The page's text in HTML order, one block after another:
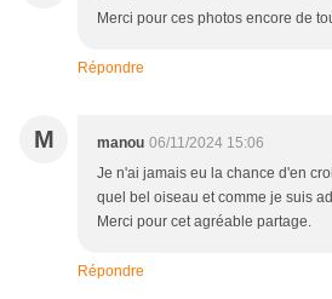
Merci pour ces photos encore de
Répondre
M manou 06/11/2024 15:06
Je n'ai jamais eu la chance d'en
quel bel oiseau et comme je suis
Merci pour cet agréable partage.
Répondre